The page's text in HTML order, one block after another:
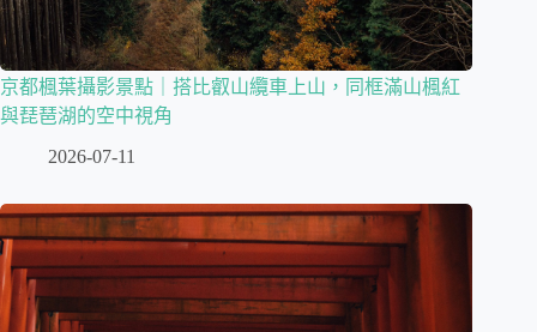
京都楓葉攝影景點｜搭比叡山纜車上山，同框滿山楓紅
與琵琶湖的空中視角
2026-07-11